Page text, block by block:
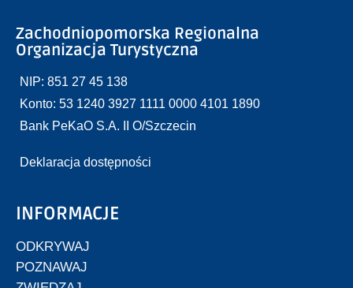
Zachodniopomorska Regionalna
Organizacja Turystyczna
NIP: 851 27 45 138
Konto: 53 1240 3927 1111 0000 4101 1890
Bank PeKaO S.A. II O/Szczecin
Deklaracja dostępności
INFORMACJE
ODKRYWAJ
POZNAWAJ